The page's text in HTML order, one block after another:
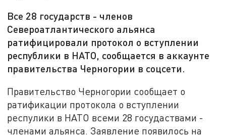
Все 28 государств - членов
Североатлантического альянса
ратифицировали протокол о вступлении
республики в НАТО, сообщается в аккаунте
правительства Черногории в соцсети.
Правительство Черногории сообщает о
ратификации протокола о вступлении
респулики в НАТО всеми 28 госудаствами -
членами альянса. Заявление появилось на